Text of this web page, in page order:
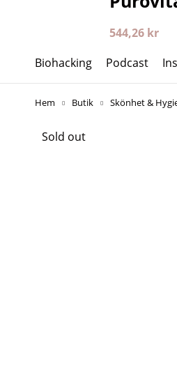
544,26 kr
Biohacking
Podcast
Hem Butik Skönhet &
Sold out